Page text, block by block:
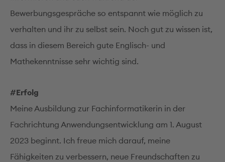
Bewerbungsgespräche so entspannt wie möglich zu
verhalten und ihr zu selbst sein. Noch gut zu wissen ist,
dass in diesem Bereich gute Englisch- und
Mathekenntnisse sehr wichtig sind.
#Erfolg
Meine Ausbildung zur Fachinformatikerin in der
Fachrichtung Anwendungsentwicklung am 1. August
2023 beginnt. Ich freue mich darauf, meine
Fähigkeiten zu verbessern, neue Freundschaften zu